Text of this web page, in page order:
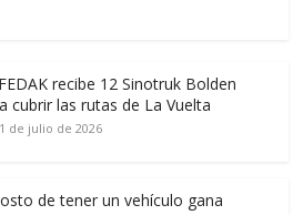
recibe 12 Sinotruk Bolden
cubrir las rutas de La Vuelta
de julio de 2026
de tener un vehículo gana